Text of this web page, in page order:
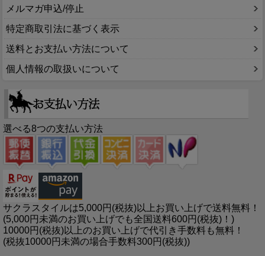
メルマガ申込/停止
特定商取引法に基づく表示
送料とお支払い方法について
個人情報の取扱いについて
選べる8つの支払い方法
サクラスタイルは5,000円(税抜)以上お買い上げで送料無料！
(5,000円未満のお買い上げでも全国送料600円(税抜)！)
10000円(税抜)以上のお買い上げで代引き手数料も無料！
(税抜10000円未満の場合手数料300円(税抜))